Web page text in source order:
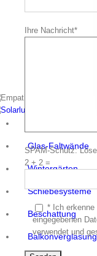
Ihre Nachricht*
SPAM-Schutz:
2 + 2 =
* Ich erkenne
eingegebenen
verwendet und
Glas-Faltwände
Wintergärten
Schiebesysteme
Beschattung
Balkonverglasung